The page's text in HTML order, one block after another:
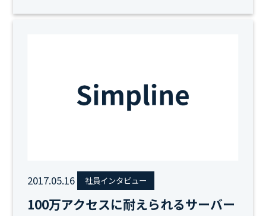
2017.05.16 社員インタビュー
100万アクセスに耐えられるサーバー